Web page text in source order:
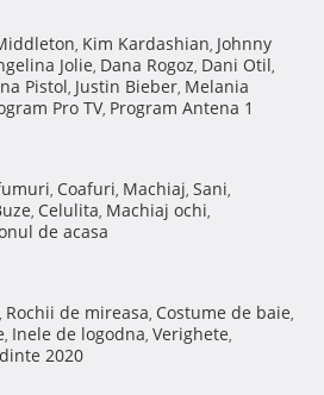
, Kim Kardashian, Johnny
Jolie, Dana Rogoz, Dani Otil,
Pistol, Justin Bieber, Melania
Pro TV, Program Antena 1
, Coafuri, Machiaj, Sani,
, Celulita, Machiaj ochi,
de acasa
, Rochii de mireasa, Costume de baie,
, Inele de logodna, Verighete,
2020